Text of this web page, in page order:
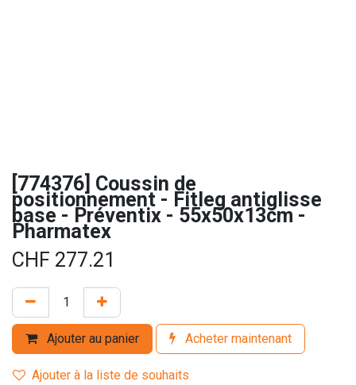
[774376] Coussin de
positionnement - Fitleg antiglisse
base - Préventix - 55x50x13cm -
Pharmatex
CHF 277.21
Ajouter au panier Acheter maintenant
Ajouter à la liste de souhaits